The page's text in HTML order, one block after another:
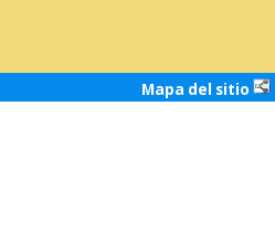
Mapa del sitio